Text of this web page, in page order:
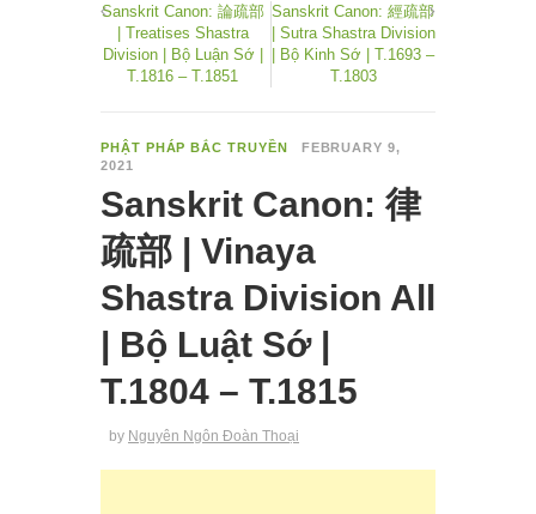
Sanskrit Canon: 論疏部
| Treatises Shastra
Division | Bộ Luận Sớ |
T.1816 – T.1851
Sanskrit Canon: 經疏部
| Sutra Shastra Division
| Bộ Kinh Sớ | T.1693 –
T.1803
PHẬT PHÁP BẮC TRUYỀN
FEBRUARY 9,
2021
Sanskrit Canon: 律
疏部 | Vinaya
Shastra Division All
| Bộ Luật Sớ |
T.1804 – T.1815
by Nguyên Ngôn Đoàn Thoại